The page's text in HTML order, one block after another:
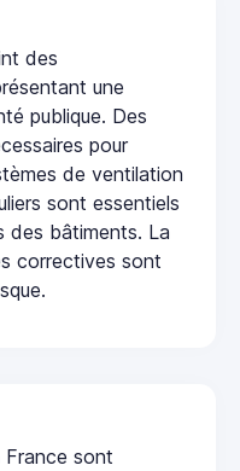
des
une
publique. Des
pour
de ventilation
sont essentiels
des bâtiments. La
correctives sont
France sont